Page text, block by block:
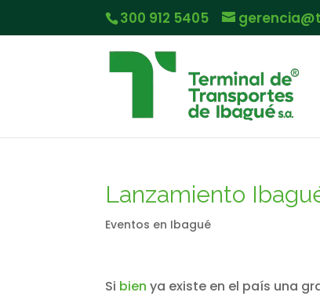
300 912 5405
Lanzamiento
Eventos en Ibagué
Si bien ya existe en el país una